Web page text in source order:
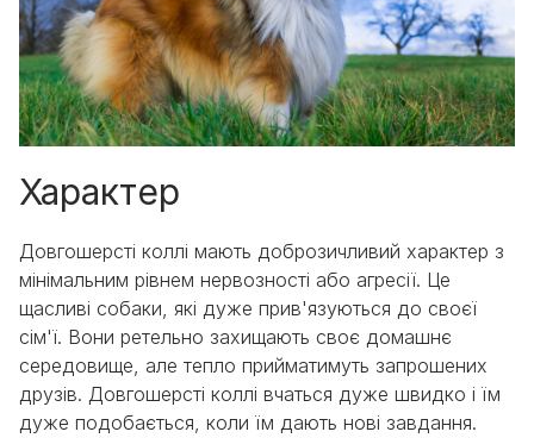
Характер
Довгошерсті коллі мають доброзичливий характер з
мінімальним рівнем нервозності або агресії. Це
щасливі собаки, які дуже прив'язуються до своєї
сім'ї. Вони ретельно захищають своє домашнє
середовище, але тепло прийматимуть запрошених
друзів. Довгошерсті коллі вчаться дуже швидко і їм
дуже подобається, коли їм дають нові завдання.